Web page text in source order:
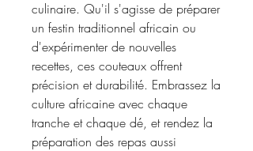
culinaire. Qu'il s'agisse de préparer
un festin traditionnel africain ou
d'expérimenter de nouvelles
recettes, ces couteaux offrent
précision et durabilité. Embrassez la
culture africaine avec chaque
tranche et chaque dé, et rendez la
préparation des repas aussi